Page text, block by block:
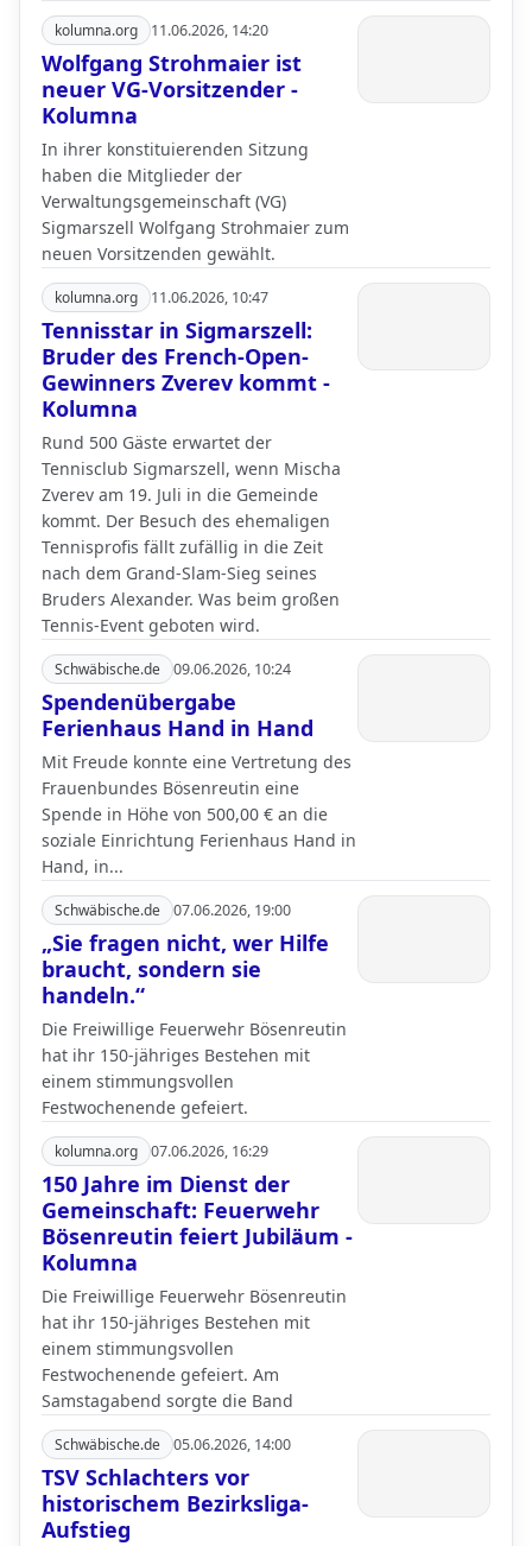
kolumna.org 11.06.2026, 14:20
Wolfgang Strohmaier ist
neuer VG-Vorsitzender -
Kolumna
In ihrer konstituierenden Sitzung
haben die Mitglieder der
Verwaltungsgemeinschaft (VG)
Sigmarszell Wolfgang Strohmaier zum
neuen Vorsitzenden gewählt.
kolumna.org 11.06.2026, 10:47
Tennisstar in Sigmarszell:
Bruder des French-Open-
Gewinners Zverev kommt -
Kolumna
Rund 500 Gäste erwartet der
Tennisclub Sigmarszell, wenn Mischa
Zverev am 19. Juli in die Gemeinde
kommt. Der Besuch des ehemaligen
Tennisprofis fällt zufällig in die Zeit
nach dem Grand-Slam-Sieg seines
Bruders Alexander. Was beim großen
Tennis-Event geboten wird.
Schwäbische.de 09.06.2026, 10:24
Spendenübergabe
Ferienhaus Hand in Hand
Mit Freude konnte eine Vertretung des
Frauenbundes Bösenreutin eine
Spende in Höhe von 500,00 € an die
soziale Einrichtung Ferienhaus Hand in
Hand, in...
Schwäbische.de 07.06.2026, 19:00
„Sie fragen nicht, wer Hilfe
braucht, sondern sie
handeln.“
Die Freiwillige Feuerwehr Bösenreutin
hat ihr 150-jähriges Bestehen mit
einem stimmungsvollen
Festwochenende gefeiert.
kolumna.org 07.06.2026, 16:29
150 Jahre im Dienst der
Gemeinschaft: Feuerwehr
Bösenreutin feiert Jubiläum -
Kolumna
Die Freiwillige Feuerwehr Bösenreutin
hat ihr 150-jähriges Bestehen mit
einem stimmungsvollen
Festwochenende gefeiert. Am
Samstagabend sorgte die Band
Schwäbische.de 05.06.2026, 14:00
TSV Schlachters vor
historischem Bezirksliga-
Aufstieg